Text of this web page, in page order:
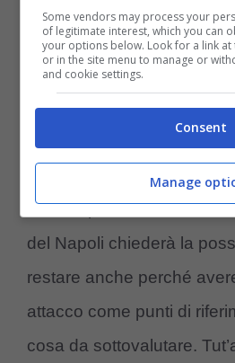
Allegrisulla panchina del
parecchio anche perché
stima tanto il centravanti.
aiutare parecchio uno
che nel prossimo incontro
del Napoli chiederà la
restare anche perché
attacco come punti di
cosa da sottovalutare.
Some vendors may process your
of legitimate interest, which you can
your options below. Look for a link
or in the site menu to manage or
and cookie settings.
Consent
Manage